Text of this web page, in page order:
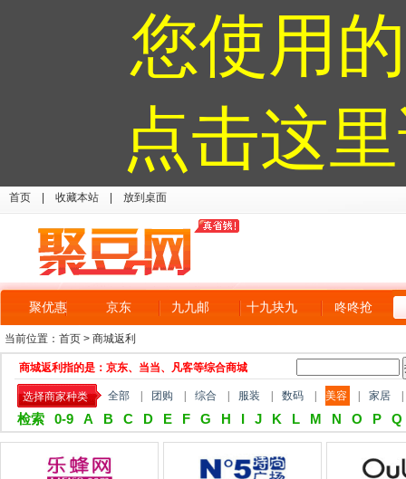
您使用
点击这
首页 收藏本站 放到桌面
聚优惠 京东 九九邮 十九块九 咚咚抢
当前位置： 首页 > 商城返利
商城返利指的是：京东、当当、凡客等综合商城
选择商家种类 全部 团购 综合 服装 数码 美容 家居
检索 0-9 A B C D E F G H I J K L M N O P Q